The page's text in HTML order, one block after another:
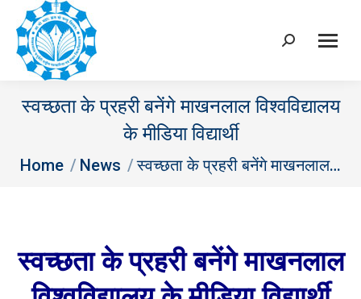
Search:
स्वच्छता के प्रहरी बनेंगे माखनलाल विश्वविद्यालय
के मीडिया विद्यार्थी
You are here:
Home News स्वच्छता के प्रहरी बनेंगे माखनलाल…
स्वच्छता के प्रहरी बनेंगे माखनलाल